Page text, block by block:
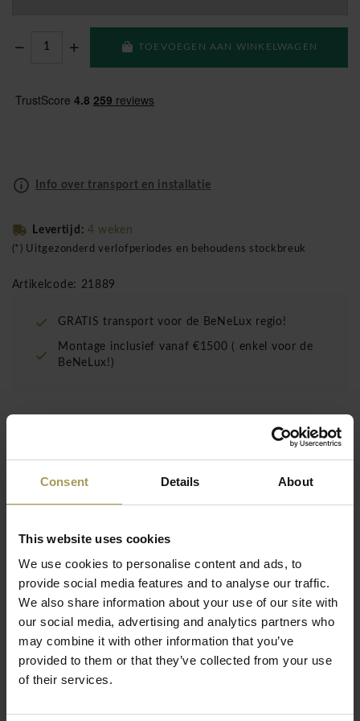
Consent Details About
This website uses cookies
We use cookies to personalise content and ads, to
provide social media features and to analyse our traffic.
We also share information about your use of our site with
our social media, advertising and analytics partners who
may combine it with other information that you’ve
provided to them or that they’ve collected from your use
of their services.
TOEVOEGEN AAN WINKELWAGEN
Info over transport en installatie
Levertijd: 4 weken
(*) Uitgezonderd verlofperiodes en behoudens stockbreuk
Artikelcode: 21889
GRATIS transport voor de BeNeLux regio!
Montage inclusief vanaf €1500 ( enkel voor de
BeNeLux!)
De Bralco Loopy vergadertafel melamine is een ruime,
boardrooms, directieruimtes, grote vergaderzalen en stijlvolle
✦ Ontwerp: Bralco Team
✦ Materiaal blad: spaanplaat van 18 mm, aan beide zijden
bekleed met melamine houtafwerking
✦ Onderstel: geborstelde stalen buizen
✦ Maten: 240, 260, 280, 300, 320, 360 of 400 x 124 of 164
x 73 cm
Lees meer